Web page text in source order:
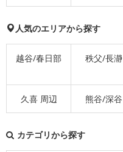
人気のエリアから探す
越谷/春日部 秩父/長瀞
久喜 周辺 熊谷/深谷
カテゴリから探す